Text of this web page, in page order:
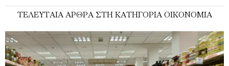
ΤΕΛΕΥΤΑΊΑ ΆΡΘΡΑ ΣΤΗ ΚΑΤΗΓΟΡΊΑ ΟΙΚΟΝΟΜΊΑ